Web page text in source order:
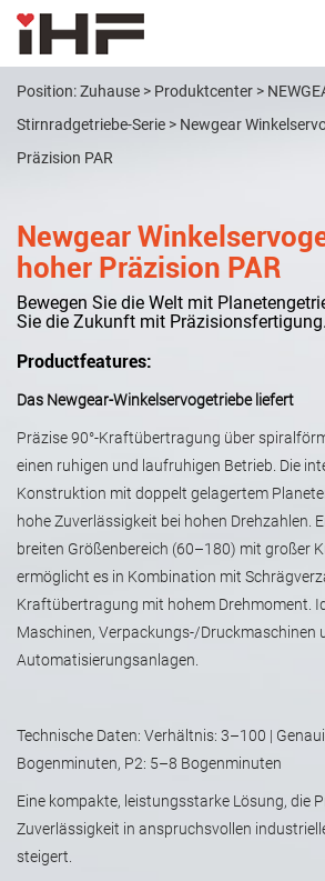
Position:Zuhause > Produktcenter >
Stirnradgetriebe-Serie > Newgear
Präzision PAR
Newgear
hoher Präzision PAR
Bewegen Sie die Welt mit
Sie die Zukunft mit Präzisionsfertigung.
Productfeatures:
Das Newgear-Winkelservogetriebe liefert
Präzise 90°-Kraftübertragung über
einen ruhigen und laufruhigen Betrieb. Die
Konstruktion mit doppelt gelagertem
hohe Zuverlässigkeit bei hohen Drehzahlen.
breiten Größenbereich (60–180) mit großer
ermöglicht es in Kombination mit
Kraftübertragung mit hohem Drehmoment.
Maschinen, Verpackungs-/Druckmaschinen
Automatisierungsanlagen.
Technische Daten: Verhältnis: 3–100 |
Bogenminuten, P2: 5–8 Bogenminuten
Eine kompakte, leistungsstarke Lösung, die
Zuverlässigkeit in anspruchsvollen
steigert.